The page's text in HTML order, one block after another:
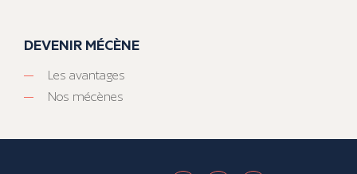
DEVENIR MÉCÈNE
Les avantages
Nos mécènes